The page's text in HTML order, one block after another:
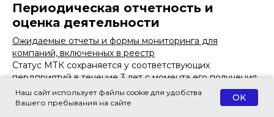
Периодическая отчетность и
оценка деятельности
Ожидаемые отчеты и формы мониторинга для
компаний, включенных в реестр
Статус МТК сохраняется у соответствующих
пердприятий в течение 3 лет с момента его получения.
Вместе с тем, уполномоченный орган проводит
ежегодный мониторинг выручки и ОКВЭД. В случае их
ПОДПИШИТЕСЬ НА НАШУ
РАССЫЛКУ ВАЖНЫХ
ЮРИДИЧЕСКИХ НОВОСТЕЙ
рекомендации, что нужно делать
Наш сайт использует файлы cookie для удобства
Вашего пребывания на сайте
OK